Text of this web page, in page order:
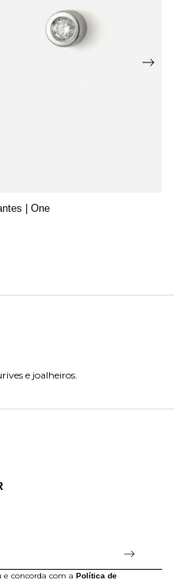
| One
e joalheiros.
e concorda com a Política de